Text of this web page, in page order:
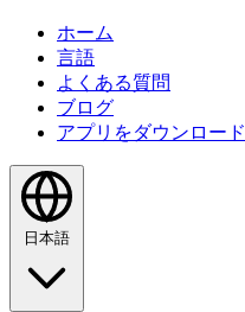
ホーム
言語
よくある質問
ブログ
アプリをダウンロード
日本語